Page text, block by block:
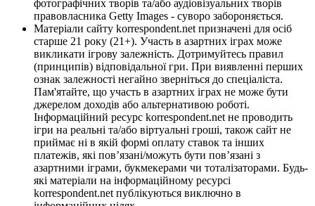
фотографічних творів та/або аудіовізуальних творів
правовласника Getty Images - суворо забороняється.
Матеріали сайту korrespondent.net призначені для осіб
старше 21 року (21+). Участь в азартних іграх може
викликати ігрову залежність. Дотримуйтесь правил
(принципів) відповідальної гри. При виявленні перших
ознак залежності негайно зверніться до спеціаліста.
Пам'ятайте, що участь в азартних іграх не може бути
джерелом доходів або альтернативою роботі.
Інформаційний ресурс korrespondent.net не проводить
ігри на реальні та/або віртуальні гроші, також сайт не
приймає ні в якій формі оплату ставок та інших
платежів, які пов’язані/можуть бути пов’язані з
азартними іграми, букмекерами чи тоталізаторами. Будь-
які матеріали на інформаційному ресурсі
korrespondent.net публікуються виключно в